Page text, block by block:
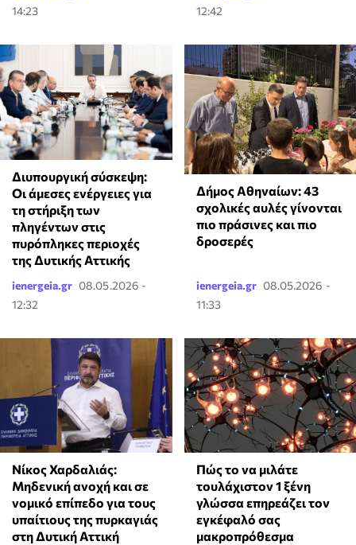
14:23
12:42
Διυπουργική σύσκεψη:
Οι άμεσες ενέργειες για
τη στήριξη των
πληγέντων στις
πυρόπληκες περιοχές
της Δυτικής Αττικής
ienergeia.gr 08.05.2026 -
12:32
Δήμος Αθηναίων: 43
σχολικές αυλές γίνονται
πιο πράσινες και πιο
δροσερές
ienergeia.gr 08.05.2026 -
11:33
Νίκος Χαρδαλιάς:
Μηδενική ανοχή και σε
νομικό επίπεδο για τους
υπαίτιους της πυρκαγιάς
στη Δυτική Αττική
⁠Πώς το να μιλάτε
τουλάχιστον 1 ξένη
γλώσσα επηρεάζει τον
εγκέφαλό σας
μακροπρόθεσμα